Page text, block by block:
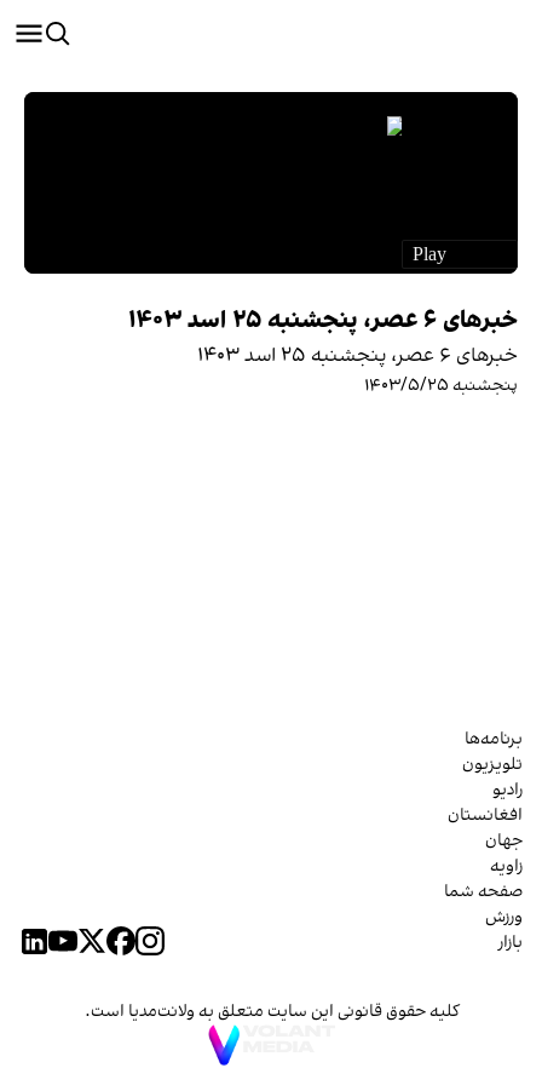
خبرهای ۶ عصر، پنجشنبه ۲۵ اسد ۱۴۰۳
خبرهای ۶ عصر، پنجشنبه ۲۵ اسد ۱۴۰۳
پنجشنبه ۱۴۰۳/۵/۲۵
برنامه‌ها
تلویزیون
رادیو
افغانستان
جهان
زاویه
صفحه شما
ورزش
بازار
کلیه حقوق قانونی این سایت متعلق به ولانت‌مدیا است.